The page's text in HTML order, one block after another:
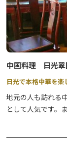
中国料理 日光翠
日光で本格中華を楽
地元の人も訪れる
として人気です。